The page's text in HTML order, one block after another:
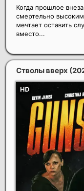
Когда прошлое
смертельно
мечтает оставить
вместо...
Стволы вверх